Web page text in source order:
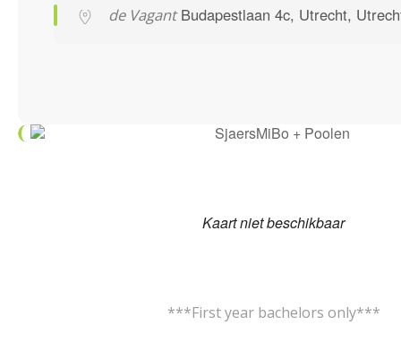
de VagantBudapestlaan 4c, Utrecht,
Kaart niet beschikbaar
***First year bachelors only***